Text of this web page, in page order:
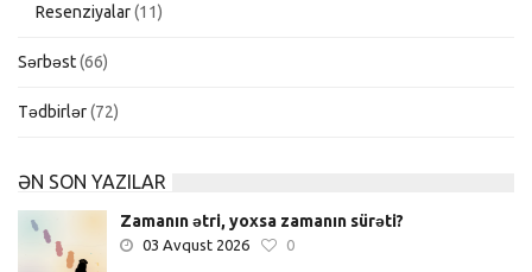
Resenziyalar(11)
Sərbəst(66)
Tədbirlər(72)
ƏN SON YAZILAR
Zamanın ətri, yoxsa zamanın sürəti?
03 Avqust 2026 0